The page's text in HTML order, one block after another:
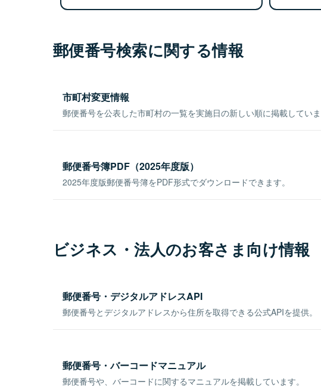
郵便番号検索に関する情報
市町村変更情報
郵便番号を公表した市町村の一覧を実施日の新しい順に掲載していま
郵便番号簿PDF（2025年度版）
2025年度版郵便番号簿をPDF形式でダウンロードできます。
ビジネス・法人のお客さま向け情報
郵便番号・デジタルアドレスAPI
郵便番号とデジタルアドレスから住所を取得できる公式APIを提供。
郵便番号・バーコードマニュアル
郵便番号や、バーコードに関するマニュアルを掲載しています。